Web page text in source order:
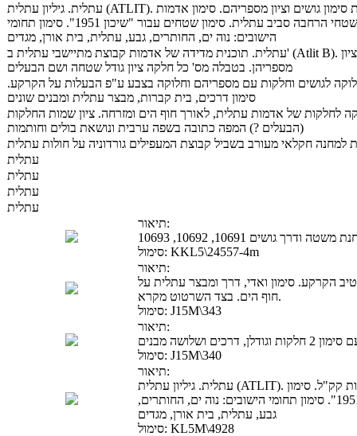
עתלית. גיליון עתלית (ATLIT). מס' 14-23. מפת סימון גושים וציון מספריהם. סימון אדמות
קק"ל. סימון שטחי הרחבה סביב עתלית. סימון שטחים עבור "שיכון 1951". סימון תחומי
הישובים: נוה ים, החותרים, גבע, עתלית, בית אורן, מגדים
עתלית. תוכנית מדידה של אדמות קבוצת מתיישבי עתלית ב' (Atlit B). חלוקה לחלקות וציון
מספריהן. בטבלה מס' כל חלקה ציון גודל שטחה ושם הבעלים
לגושים וחלקות עם מספריהם וחלוקה בצבע ע"פ הבעלות על הקרקע.
סימון דרכים, בית קברות, מבצר עתלית ומבנים שונים
לחלקות של אדמות עתלית, לאורך חוף הים ומזרחה. ציון שמות החלקות
(הבעלים ?) המפה כתובה בשפה ערבית ונושאת בולים וחותמות
למחנה חקלאי מעורב בשביל קבוצת המעפילים גורדוניה על חולות עתלית
עתלית
עתלית
עתלית
עתלית
תיאור:
10691, 10692, 10693
סימול: KKL5\24557-4m
תיאור:
הקרקע. סימון ואדי, דרך ומבצר עתלית על
חוף הים. בצד השרטוט מקרא.
סימול: J15M\343
תיאור:
סימול: J15M\340
תיאור:
עתלית. גיליון עתלית (ATLIT). מס' 14-23. מפת סימון גושים וציון מספריהם. סימון אדמות קק"ל. סימון
שטחי הרחבה סביב עתלית. סימון שטחים עבור "שיכון 1951". סימון תחומי הישובים: נוה ים, החותרים,
גבע, עתלית, בית אורן, מגדים
סימול: KL5M\4928